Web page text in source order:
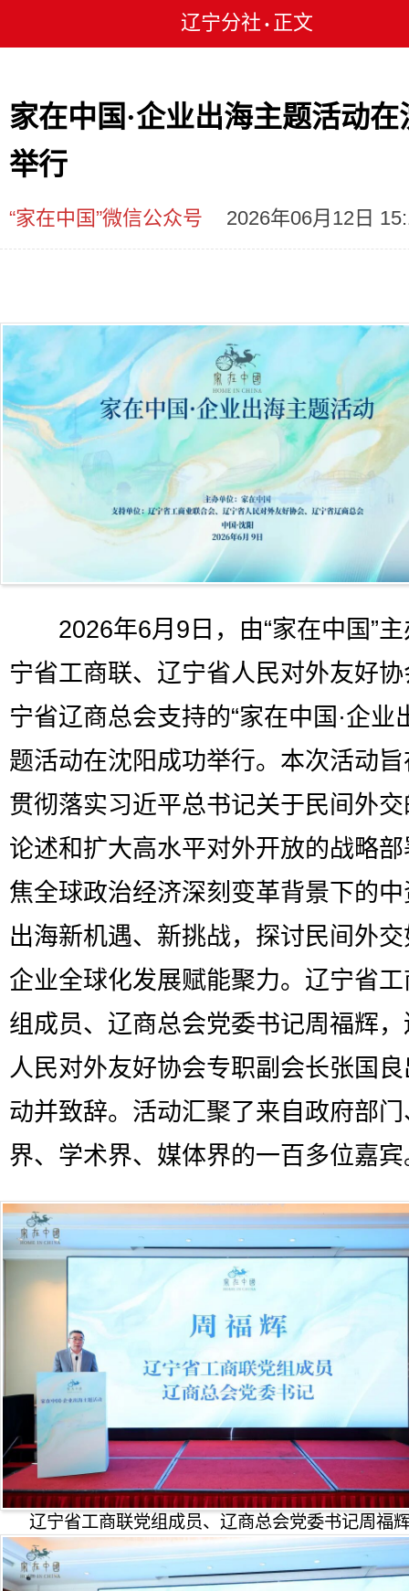
辽宁分社 • 正文
家在中国·企业出海主题活动在
举行
“家在中国”微信公众号 2026年06月12日
2026年6月9日，由“家在中国”主
宁省工商联、辽宁省人民对外友好
宁省辽商总会支持的“家在中国·企业
题活动在沈阳成功举行。本次活动
贯彻落实习近平总书记关于民间外
论述和扩大高水平对外开放的战略
焦全球政治经济深刻变革背景下的
出海新机遇、新挑战，探讨民间外
企业全球化发展赋能聚力。辽宁省
组成员、辽商总会党委书记周福辉
人民对外友好协会专职副会长张国
动并致辞。活动汇聚了来自政府部
界、学术界、媒体界的一百多位嘉宾
辽宁省工商联党组成员、辽商总会党委书记周福